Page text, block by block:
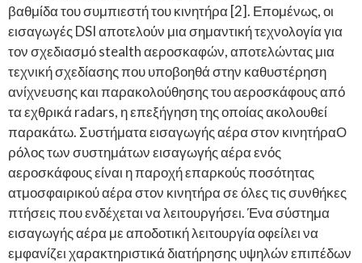
βαθμίδα του συμπιεστή του κινητήρα [2]. Επομένως, οι
εισαγωγές DSI αποτελούν μια σημαντική τεχνολογία για
τον σχεδιασμό stealth αεροσκαφών, αποτελώντας μια
τεχνική σχεδίασης που υποβοηθά στην καθυστέρηση
ανίχνευσης και παρακολούθησης του αεροσκάφους από
τα εχθρικά radars, η επεξήγηση της οποίας ακολουθεί
παρακάτω. Συστήματα εισαγωγής αέρα στον κινητήραΟ
ρόλος των συστημάτων εισαγωγής αέρα ενός
αεροσκάφους είναι η παροχή επαρκούς ποσότητας
ατμοσφαιρικού αέρα στον κινητήρα σε όλες τις συνθήκες
πτήσεις που ενδέχεται να λειτουργήσει. Ένα σύστημα
εισαγωγής αέρα με αποδοτική λειτουργία οφείλει να
εμφανίζει χαρακτηριστικά διατήρησης υψηλών επιπέδων